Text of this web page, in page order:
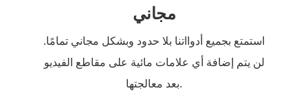
مجاني
استمتع بجميع أدوااتنا بلا حدود وبشكل مجاني تمامًا.
لن يتم إضافة أي علامات مائية على مقاطع الفيديو
بعد معالجتها.